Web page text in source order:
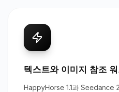
텍스트와 이미지 참조
HappyHorse 1.1과 Seedance